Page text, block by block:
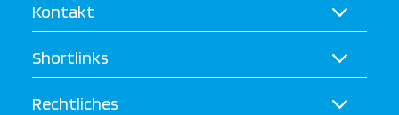
Kontakt
Shortlinks
Rechtliches